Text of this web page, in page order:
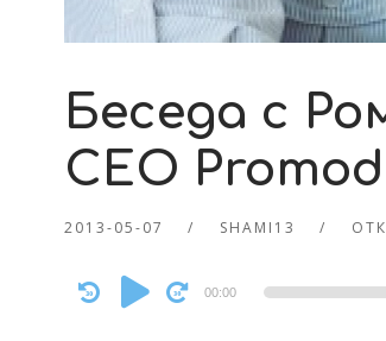
Беседа с
CEO
2013-05-07 SHAMI13
Audio
Player
00:00